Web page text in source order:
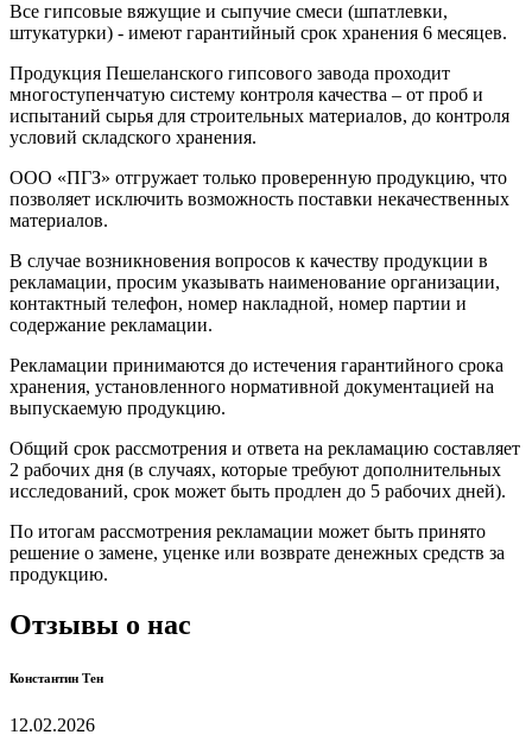
Все гипсовые вяжущие и сыпучие смеси (шпатлевки,
штукатурки) - имеют гарантийный срок хранения 6 месяцев.
Продукция Пешеланского гипсового завода проходит
многоступенчатую систему контроля качества – от проб и
испытаний сырья для строительных материалов, до контроля
условий складского хранения.
ООО «ПГЗ» отгружает только проверенную продукцию, что
позволяет исключить возможность поставки некачественных
материалов.
В случае возникновения вопросов к качеству продукции в
рекламации, просим указывать наименование организации,
контактный телефон, номер накладной, номер партии и
содержание рекламации.
Рекламации принимаются до истечения гарантийного срока
хранения, установленного нормативной документацией на
выпускаемую продукцию.
Общий срок рассмотрения и ответа на рекламацию составляет
2 рабочих дня (в случаях, которые требуют дополнительных
исследований, срок может быть продлен до 5 рабочих дней).
По итогам рассмотрения рекламации может быть принято
решение о замене, уценке или возврате денежных средств за
продукцию.
Отзывы о нас
Константин Тен
12.02.2026